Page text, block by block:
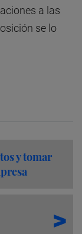
a las
se lo
y tomar